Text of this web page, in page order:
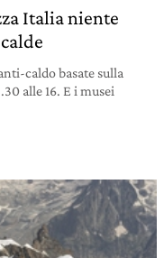
Italia niente
caldo basate sulla
alle 16. E i musei